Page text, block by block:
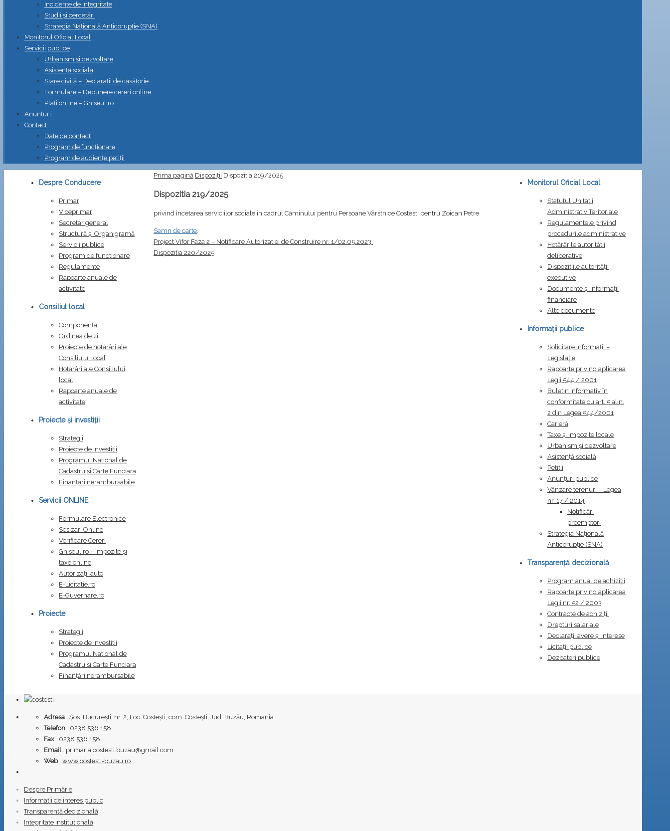
Incidente de integritate
Studii și cercetări
Strategia Naţională Anticorupţie (SNA)
Monitorul Oficial Local
Servicii publice
Urbanism și dezvoltare
Asistență socială
Stare civilă – Declarații de căsătorie
Formulare – Depunere cereri online
Plați online – Ghiseul.ro
Anunțuri
Contact
Date de contact
Program de funcționare
Program de audiențe petiții
Prima pagină Dispoziții Dispozitia 219/2025
Dispozitia 219/2025
privind încetarea serviciilor sociale în cadrul Căminului pentru Persoane Vârstnice Costesti pentru Zoican Petre
Semn de carte
Project Vifor Faza 2 – Notificare Autorizatiei de Construire nr. 1/02.05.2023
Dispozitia 220/2025
Despre Conducere
Primar
Viceprimar
Secretar general
Structură și Organigramă
Servicii publice
Program de funcționare
Regulamente
Rapoarte anuale de
activitate
Consiliul local
Componența
Ordinea de zi
Proiecte de hotărâri ale
Consiliului local
Hotărâri ale Consiliului
local
Rapoarte anuale de
activitate
Proiecte și investiții
Strategii
Proiecte de investiții
Programul National de
Cadastru si Carte Funciara
Finanțări nerambursabile
Servicii ONLINE
Formulare Electronice
Sesizari Online
Verificare Cereri
Ghiseul.ro – Impozite şi
taxe online
Autorizații auto
E-Licitatie.ro
E-Guvernare.ro
Proiecte
Strategii
Proiecte de investiții
Programul National de
Cadastru si Carte Funciara
Finanțări nerambursabile
Monitorul Oficial Local
Statutul Unitații
Administrativ Teritoriale
Regulamentele privind
procedurile administrative
Hotărârile autorității
deliberative
Dispozițiile autorității
executive
Documente și informații
financiare
Alte documente
Informații publice
Solicitare informații –
Legislație
Rapoarte privind aplicarea
Legii 544 / 2001
Buletin informativ în
conformitate cu art. 5 alin.
2 din Legea 544/2001
Carieră
Taxe și impozite locale
Urbanism și dezvoltare
Asistență socială
Petiții
Anunțuri publice
Vânzare terenuri – Legea
nr. 17 / 2014
Notificări
preemptori
Strategia Naţională
Anticorupţie (SNA)
Transparență decizională
Program anual de achiziții
Rapoarte privind aplicarea
Legii nr. 52 / 2003
Contracte de achiziții
Drepturi salariale
Declarații avere și interese
Licitații publice
Dezbateri publice
Adresa : Șos. București, nr. 2, Loc. Costești, com. Costești, Jud. Buzău, Romania
Telefon : 0238.536.158
Fax : 0238.536.158
Email : primaria.costesti.buzau@gmail.com
Web: www.costesti-buzau.ro
Despre Primărie
Informații de interes public
Transparență decizională
Integritate instituțională